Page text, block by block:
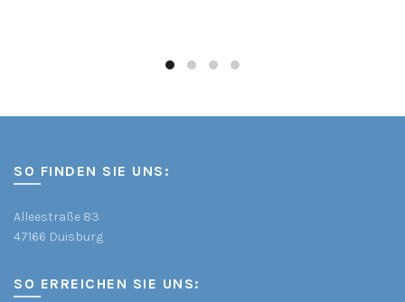
SO FINDEN SIE UNS:
Alleestraße 83
47166 Duisburg
SO ERREICHEN SIE UNS: